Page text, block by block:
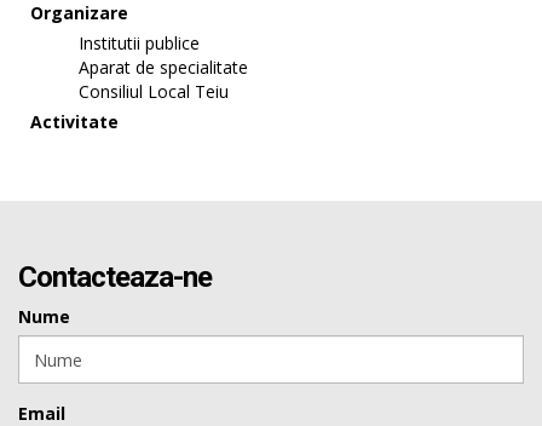
Organizare
Institutii publice
Aparat de specialitate
Consiliul Local Teiu
Activitate
Contacteaza-ne
Nume
Email